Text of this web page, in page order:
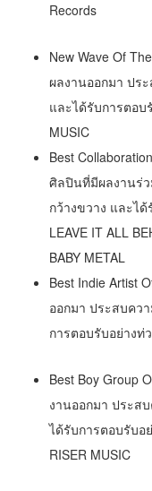
Records
New Wave Of
ผลงานออกมา ปร
และได้รับการตอบ
MUSIC
Best
ศิลปินที่มีผลงานร่ว
กว้างขวาง และไ
LEAVE IT ALL
BABY METAL
Best Indie Artist
ออกมา ประสบคว
การตอบรับอย่างท่
Best Boy Group
งานออกมา ประส
ได้รับการตอบรับอ
RISER MUSIC